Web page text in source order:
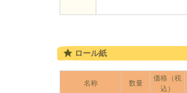
ロール紙
名称 数量
価格（税
込）